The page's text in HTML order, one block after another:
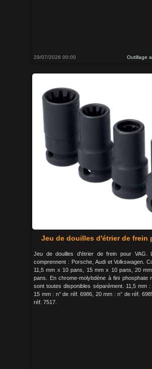
29/07/2026 00:00 Outillage
Jeu de douilles d'étrier de frein
Jeu de douilles d'étrier de frein pour VAG.
comprennent : Porsche, Audi et Volkswagen.
11,5 mm x 10 pans, 15 mm x 10 pans, 20
pans. En chrome-molybdène à fini phosphate
sont toutes disponibles séparément. 11,5 mm :
15 mm : n° de réf. 6986, 20 mm : n° de réf.
réf. 7517.